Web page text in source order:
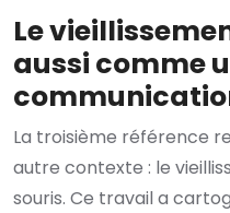
Le
aussi comme
La troisième référence
autre contexte : le
souris. Ce travail a